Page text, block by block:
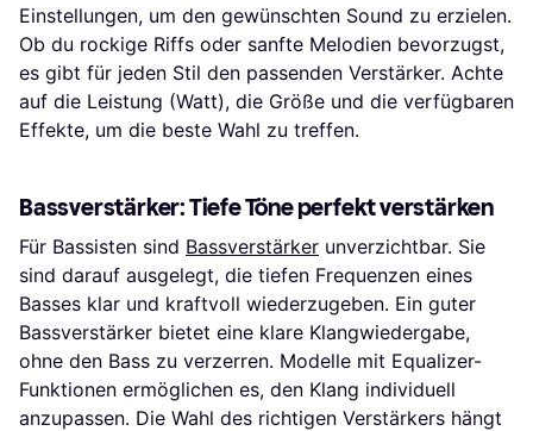
Einstellungen, um den gewünschten Sound zu erzielen.
Ob du rockige Riffs oder sanfte Melodien bevorzugst,
es gibt für jeden Stil den passenden Verstärker. Achte
auf die Leistung (Watt), die Größe und die verfügbaren
Effekte, um die beste Wahl zu treffen.
Bassverstärker: Tiefe Töne perfekt verstärken
Für Bassisten sind Bassverstärker unverzichtbar. Sie
sind darauf ausgelegt, die tiefen Frequenzen eines
Basses klar und kraftvoll wiederzugeben. Ein guter
Bassverstärker bietet eine klare Klangwiedergabe,
ohne den Bass zu verzerren. Modelle mit Equalizer-
Funktionen ermöglichen es, den Klang individuell
anzupassen. Die Wahl des richtigen Verstärkers hängt